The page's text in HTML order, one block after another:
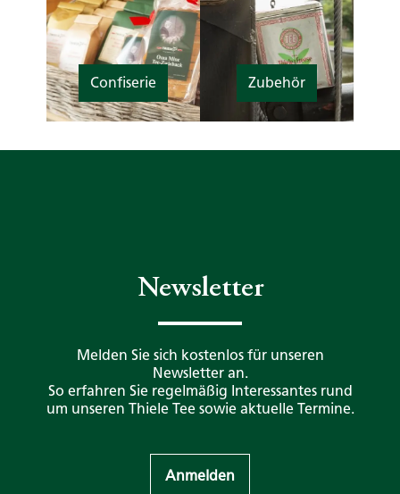
Confiserie Zubehör
Newsletter
Melden Sie sich kostenlos für unseren
Newsletter an.
So erfahren Sie regelmäßig Interessantes rund
um unseren Thiele Tee sowie aktuelle Termine.
Anmelden